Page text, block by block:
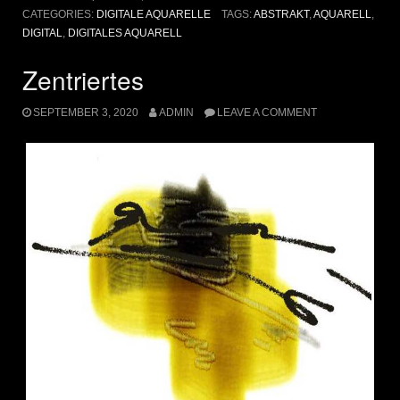
CATEGORIES: DIGITALE AQUARELLE TAGS:ABSTRAKT,AQUARELL,
DIGITAL, DIGITALES AQUARELL
Zentriertes
SEPTEMBER 3, 2020 ADMIN LEAVE A COMMENT